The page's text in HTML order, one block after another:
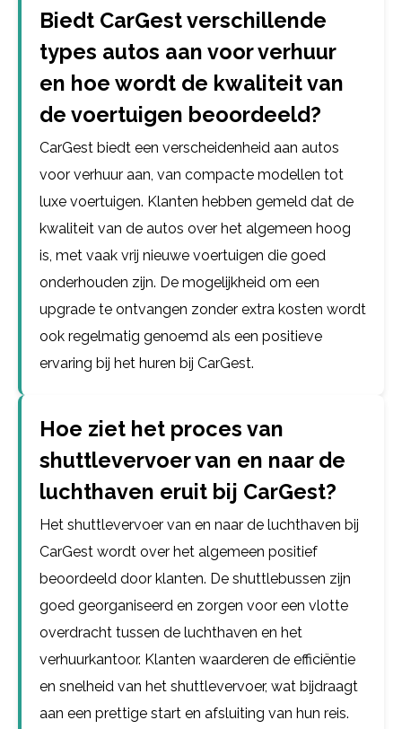
Biedt CarGest verschillende
types autos aan voor verhuur
en hoe wordt de kwaliteit van
de voertuigen beoordeeld?
CarGest biedt een verscheidenheid aan autos
voor verhuur aan, van compacte modellen tot
luxe voertuigen. Klanten hebben gemeld dat de
kwaliteit van de autos over het algemeen hoog
is, met vaak vrij nieuwe voertuigen die goed
onderhouden zijn. De mogelijkheid om een
upgrade te ontvangen zonder extra kosten wordt
ook regelmatig genoemd als een positieve
ervaring bij het huren bij CarGest.
Hoe ziet het proces van
shuttlevervoer van en naar de
luchthaven eruit bij CarGest?
Het shuttlevervoer van en naar de luchthaven bij
CarGest wordt over het algemeen positief
beoordeeld door klanten. De shuttlebussen zijn
goed georganiseerd en zorgen voor een vlotte
overdracht tussen de luchthaven en het
verhuurkantoor. Klanten waarderen de efficiëntie
en snelheid van het shuttlevervoer, wat bijdraagt
aan een prettige start en afsluiting van hun reis.